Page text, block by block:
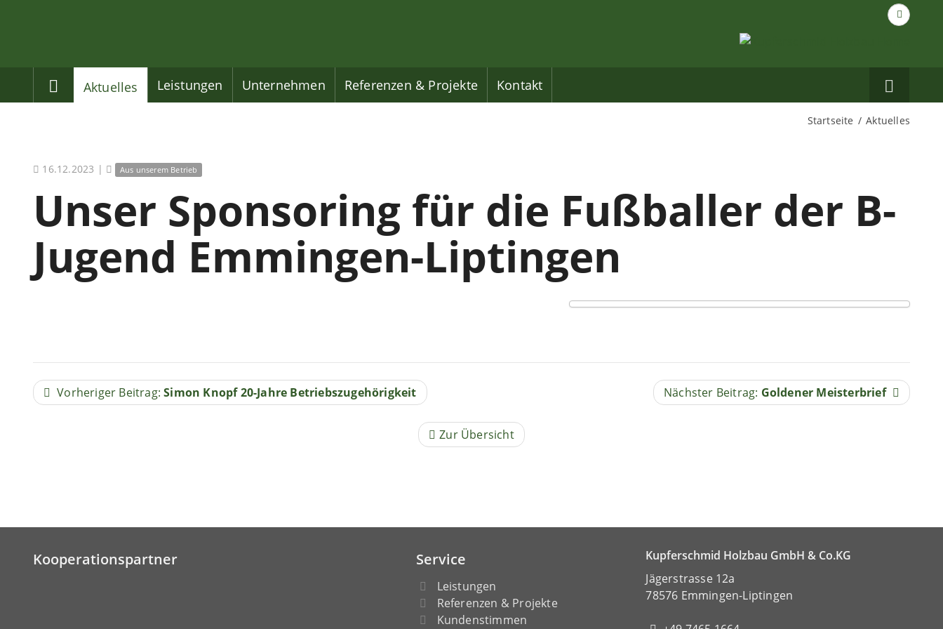
Suche
nach...
Home
Aktuelles Leistungen Unternehmen Referenzen & Projekte Kontakt
auf
Startseite Aktuelles
16.12.2023 | Aus unserem Betrieb
Unser Sponsoring für die Fußballer der B-
Jugend Emmingen-Liptingen
Vorheriger Beitrag:Simon Knopf 20-Jahre Betriebszugehörigkeit Nächster Beitrag: Goldener Meisterbrief
Zur Übersicht
Kooperationspartner Service
Leistungen
Referenzen & Projekte
Kundenstimmen
Kupferschmid Holzbau GmbH & Co.KG
Jägerstrasse 12a
78576 Emmingen-Liptingen